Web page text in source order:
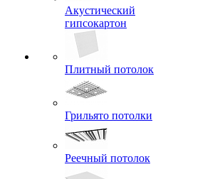
Акустический
гипсокартон
Плитный потолок
Грильято потолки
Реечный потолок